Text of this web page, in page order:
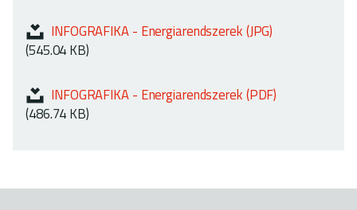
INFOGRAFIKA - Energiarendszerek (JPG)
(545.04 KB)
INFOGRAFIKA - Energiarendszerek (PDF)
(486.74 KB)